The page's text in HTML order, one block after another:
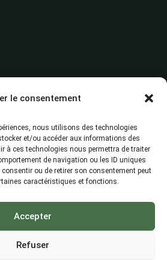
le consentement
nous utilisons des technologies
et/ou accéder aux informations des
à ces technologies nous permettra de traiter
de navigation ou les ID uniques
ou de retirer son consentement peut
caractéristiques et fonctions.
Accepter
Refuser